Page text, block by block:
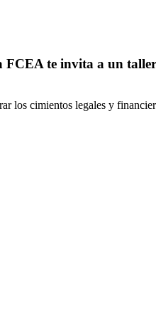
FCEA te invita a un
los cimientos legales y